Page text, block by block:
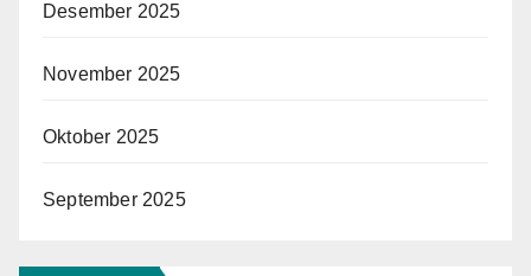
Desember 2025
November 2025
Oktober 2025
September 2025